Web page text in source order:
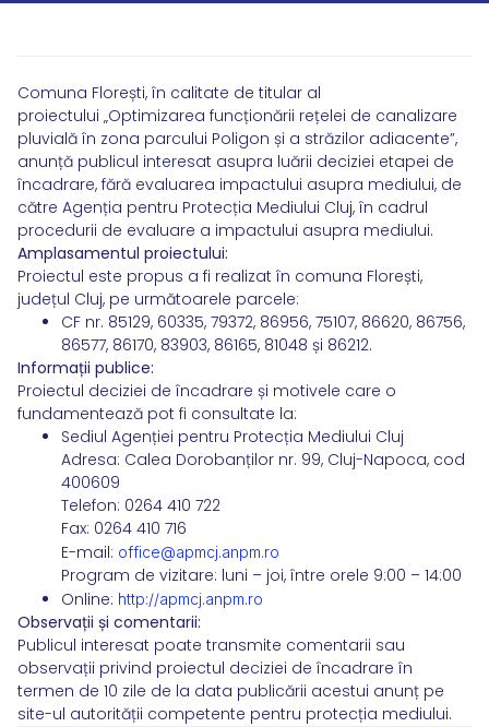
Comuna Florești, în calitate de titular al
proiectului „Optimizarea funcționării rețelei de canalizare
pluvială în zona parcului Poligon și a străzilor adiacente”,
anunță publicul interesat asupra luării deciziei etapei de
încadrare, fără evaluarea impactului asupra mediului, de
către Agenția pentru Protecția Mediului Cluj, în cadrul
procedurii de evaluare a impactului asupra mediului.
Amplasamentul proiectului:
Proiectul este propus a fi realizat în comuna Florești,
județul Cluj, pe următoarele parcele:
CF nr. 85129, 60335, 79372, 86956, 75107, 86620, 86756,
86577, 86170, 83903, 86165, 81048 și 86212.
Informații publice:
Proiectul deciziei de încadrare și motivele care o
fundamentează pot fi consultate la:
Sediul Agenției pentru Protecția Mediului Cluj
Adresa: Calea Dorobanților nr. 99, Cluj-Napoca, cod
400609
Telefon: 0264 410 722
Fax: 0264 410 716
E-mail: office@apmcj.anpm.ro
Program de vizitare: luni – joi, între orele 9:00 – 14:00
Online: http://apmcj.anpm.ro
Observații și comentarii:
Publicul interesat poate transmite comentarii sau
observații privind proiectul deciziei de încadrare în
termen de 10 zile de la data publicării acestui anunț pe
site-ul autorității competente pentru protecția mediului.